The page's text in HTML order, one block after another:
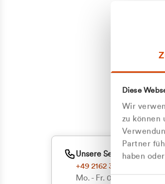
Diese
Wir
zu können
Partner
haben
Unsere Service-Hotline
+49 2162 3769000
Mo. - Fr. 08.00 - 16:30 Uhr